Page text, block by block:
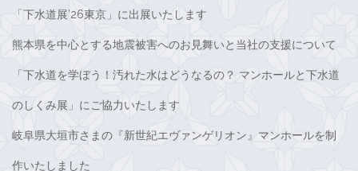
「下水道展’26東京」に出展いたします
熊本県を中心とする地震被害へのお見舞いと当社の支援について
「下水道を学ぼう！汚れた水はどうなるの？ マンホールと下水道
のしくみ展」にご協力いたします
岐阜県大垣市さまの『新世紀エヴァンゲリオン』マンホールを制
作いたしました